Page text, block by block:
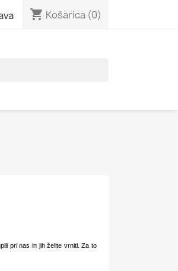
shopping_cart Košarica (0)
pri nas in jih želite vrniti. Za to